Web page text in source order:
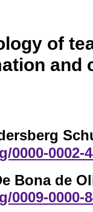
of
and
0002-
Bona de
0000-